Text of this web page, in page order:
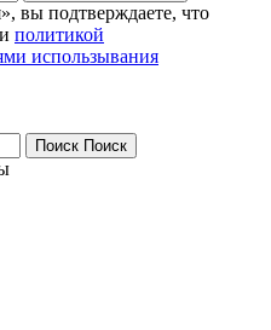
вы подтверждаете, что
политикой
использывания
Поиск Поиск